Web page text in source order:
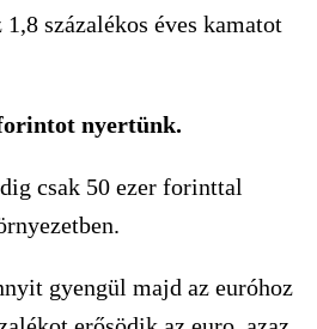
százalékos éves kamatot
nyertünk.
csak 50 ezer forinttal
gyengül majd az euróhoz